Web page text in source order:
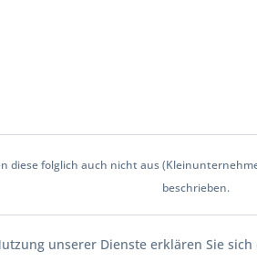
diese folglich auch nicht aus
beschrieben.
Design & Development by Falk
unserer Dienste erklären Sie